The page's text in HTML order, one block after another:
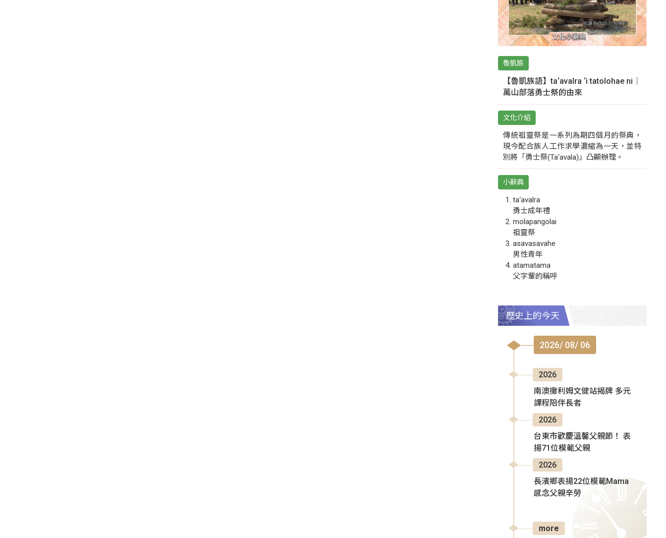
魯凱族
【魯凱族語】ta‘avalra ‘i tatolohae ni｜
萬山部落勇士祭的由來
文化介紹
傳統祖靈祭是一系列為期四個月的祭典，
現今配合族人工作求學濃縮為一天，並特
別將「勇士祭(Ta‘avala)」凸顯辦理。
小辭典
ta‘avalra
勇士成年禮
molapangolai
祖靈祭
asavasavahe
男性青年
atamatama
父字輩的稱呼
歷史上的今天
2026/ 08/ 06
2026
南澳撒利姆文健站揭牌 多元
課程陪伴長者
2026
台東市歡慶溫馨父親節！ 表
揚71位模範父親
2026
長濱鄉表揚22位模範Mama
感念父親辛勞
more